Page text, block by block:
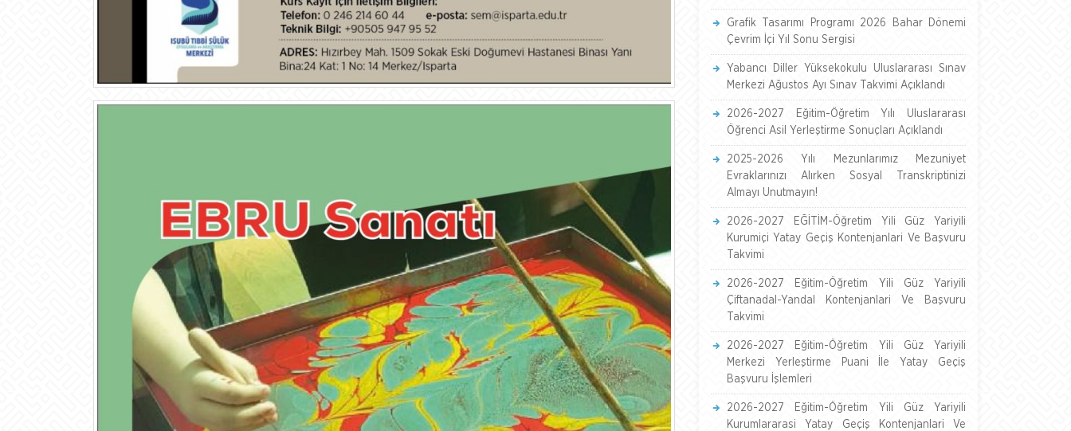
Grafik Tasarımı Programı 2026 Bahar Dönemi
Çevrim İçi Yıl Sonu Sergisi
Yabancı Diller Yüksekokulu Uluslararası Sınav
Merkezi Ağustos Ayı Sınav Takvimi Açıklandı
2026-2027 Eğitim-Öğretim Yılı Uluslararası
Öğrenci Asil Yerleştirme Sonuçları Açıklandı
2025-2026 Yılı Mezunlarımız Mezuniyet
Evraklarınızı Alırken Sosyal Transkriptinizi
Almayı Unutmayın!
2026-2027 EĞİTİM-Öğretim Yili Güz Yariyili
Kurumiçi Yatay Geçiş Kontenjanlari Ve Başvuru
Takvimi
2026-2027 Eğitim-Öğretim Yili Güz Yariyili
Çiftanadal-Yandal Kontenjanlari Ve Başvuru
Takvimi
2026-2027 Eğitim-Öğretim Yili Güz Yariyili
Merkezi Yerleştirme Puani İle Yatay Geçiş
Başvuru İşlemleri
2026-2027 Eğitim-Öğretim Yili Güz Yariyili
Kurumlararasi Yatay Geçiş Kontenjanlari Ve